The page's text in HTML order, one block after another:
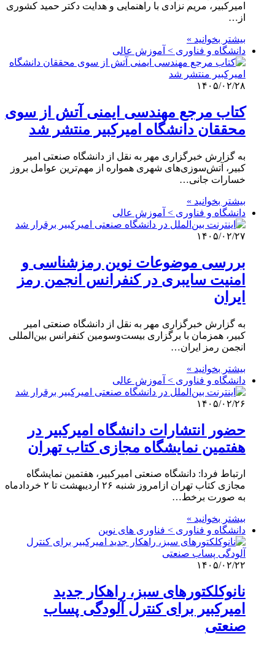
امیرکبیر، مریم نزادی با راهنمایی و هدایت دکتر حمید کشوری
از…
بیشتر بخوانید »
دانشگاه و فناوری > آموزش عالی
۱۴۰۵/۰۲/۲۸
کتاب مرجع مهندسی ایمنی آتش از سوی
محققان دانشگاه امیرکبیر منتشر شد
به گزارش خبرگزاری مهر به نقل از دانشگاه صنعتی امیر
کبیر، آتش‌سوزی‌های شهری همواره از مهم‌ترین عوامل بروز
خسارات جانی…
بیشتر بخوانید »
دانشگاه و فناوری > آموزش عالی
۱۴۰۵/۰۲/۲۷
بررسی موضوعات نوین رمزشناسی و
امنیت سایبری در کنفرانس انجمن رمز
ایران
به گزارش خبرگزاری مهر به نقل از دانشگاه صنعتی امیر
کبیر، همزمان با برگزاری بیست‌وسومین کنفرانس بین‌المللی
انجمن رمز ایران…
بیشتر بخوانید »
دانشگاه و فناوری > آموزش عالی
۱۴۰۵/۰۲/۲۶
حضور انتشارات دانشگاه امیرکبیر در
هفتمین نمایشگاه مجازی کتاب تهران
ارتباط فردا: دانشگاه صنعتی امیرکبیر، هفتمین نمایشگاه
مجازی کتاب تهران ازامروز شنبه ۲۶ اردیبهشت تا ۲ خردادماه
به صورت برخط…
بیشتر بخوانید »
دانشگاه و فناوری > فناوری های نوین
۱۴۰۵/۰۲/۲۲
نانوکلکتورهای سبز، راهکار جدید
امیرکبیر برای کنترل آلودگی‌ پساب
صنعتی